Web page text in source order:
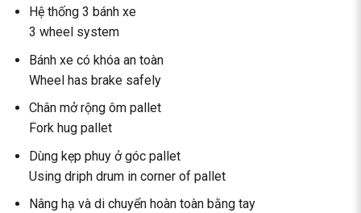
Hệ thống 3 bánh xe
3 wheel system
Bánh xe có khóa an toàn
Wheel has brake safely
Chân mở rộng ôm pallet
Fork hug pallet
Dùng kẹp phuy ở góc pallet
Using driph drum in corner of pallet
Nâng hạ và di chuyển hoàn toàn bằng tay